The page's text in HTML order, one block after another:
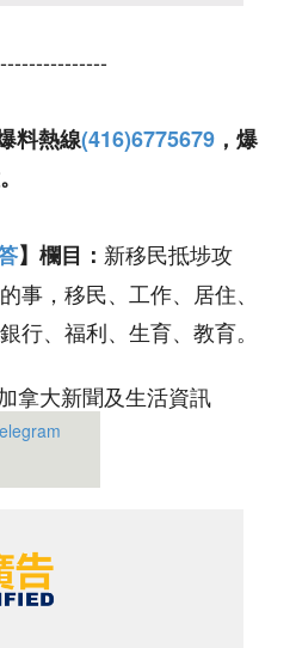
料熱線(416)6775679 ，爆
】欄目： 新移民抵埗攻
事，移民、工作、居住、
行、福利、生育、教育。
拿大新聞及生活資訊